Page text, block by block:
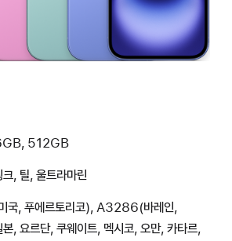
512GB
, 틸, 울트라마린
국, 푸에르토리코), A3286(바레인,
, 요르단, 쿠웨이트, 멕시코, 오만, 카타르,